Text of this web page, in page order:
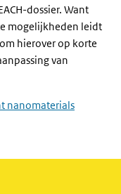
dossier. Want
mogelijkheden leidt
hierover op korte
van
nanomaterials